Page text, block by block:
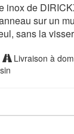
inox de
sur un
sans la
Livraison à